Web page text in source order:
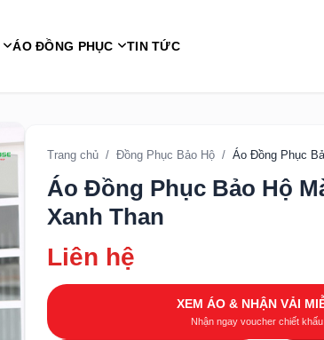
ÁO ĐỒNG PHỤC TIN TỨC
Trang chủ / Đồng Phục Bảo Hộ / Áo Đồng Phục
Áo Đồng Phục Bảo Hộ
Xanh Than
Liên hệ
XEM ÁO & NHẬN VẢI
Nhận ngay voucher chiết